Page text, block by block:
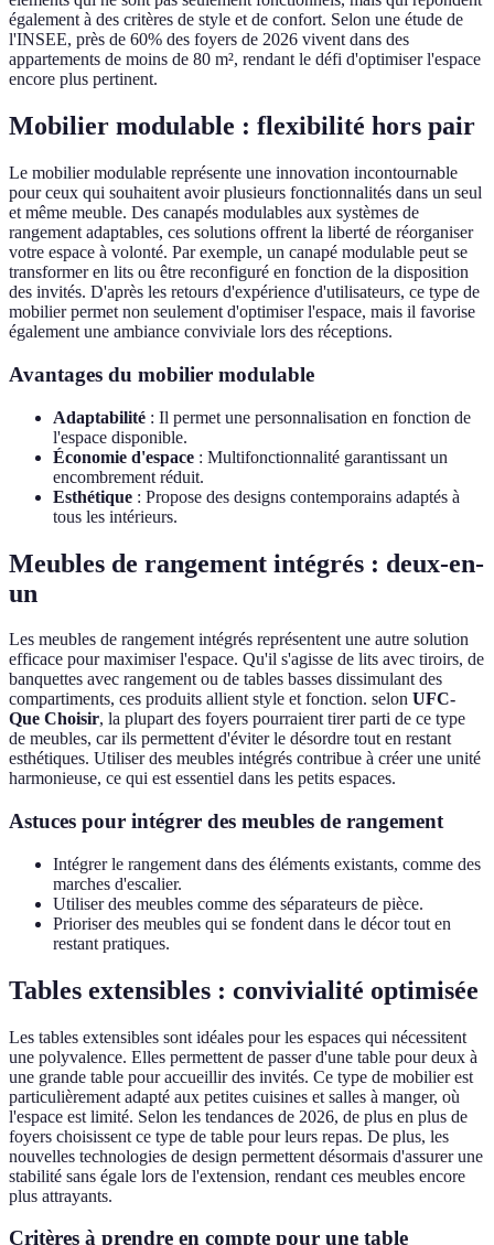
également à des critères de style et de confort. Selon une étude de
l'INSEE, près de 60% des foyers de 2026 vivent dans des
appartements de moins de 80 m², rendant le défi d'optimiser l'espace
encore plus pertinent.
Mobilier modulable : flexibilité hors pair
Le mobilier modulable représente une innovation incontournable
pour ceux qui souhaitent avoir plusieurs fonctionnalités dans un seul
et même meuble. Des canapés modulables aux systèmes de
rangement adaptables, ces solutions offrent la liberté de réorganiser
votre espace à volonté. Par exemple, un canapé modulable peut se
transformer en lits ou être reconfiguré en fonction de la disposition
des invités. D'après les retours d'expérience d'utilisateurs, ce type de
mobilier permet non seulement d'optimiser l'espace, mais il favorise
également une ambiance conviviale lors des réceptions.
Avantages du mobilier modulable
Adaptabilité : Il permet une personnalisation en fonction de
l'espace disponible.
Économie d'espace : Multifonctionnalité garantissant un
encombrement réduit.
Esthétique : Propose des designs contemporains adaptés à
tous les intérieurs.
Meubles de rangement intégrés : deux-en-
un
Les meubles de rangement intégrés représentent une autre solution
efficace pour maximiser l'espace. Qu'il s'agisse de lits avec tiroirs, de
banquettes avec rangement ou de tables basses dissimulant des
compartiments, ces produits allient style et fonction. selon UFC-
Que Choisir, la plupart des foyers pourraient tirer parti de ce type
de meubles, car ils permettent d'éviter le désordre tout en restant
esthétiques. Utiliser des meubles intégrés contribue à créer une unité
harmonieuse, ce qui est essentiel dans les petits espaces.
Astuces pour intégrer des meubles de rangement
Intégrer le rangement dans des éléments existants, comme des
marches d'escalier.
Utiliser des meubles comme des séparateurs de pièce.
Prioriser des meubles qui se fondent dans le décor tout en
restant pratiques.
Tables extensibles : convivialité optimisée
Les tables extensibles sont idéales pour les espaces qui nécessitent
une polyvalence. Elles permettent de passer d'une table pour deux à
une grande table pour accueillir des invités. Ce type de mobilier est
particulièrement adapté aux petites cuisines et salles à manger, où
l'espace est limité. Selon les tendances de 2026, de plus en plus de
foyers choisissent ce type de table pour leurs repas. De plus, les
nouvelles technologies de design permettent désormais d'assurer une
stabilité sans égale lors de l'extension, rendant ces meubles encore
plus attrayants.
Critères à prendre en compte pour une table